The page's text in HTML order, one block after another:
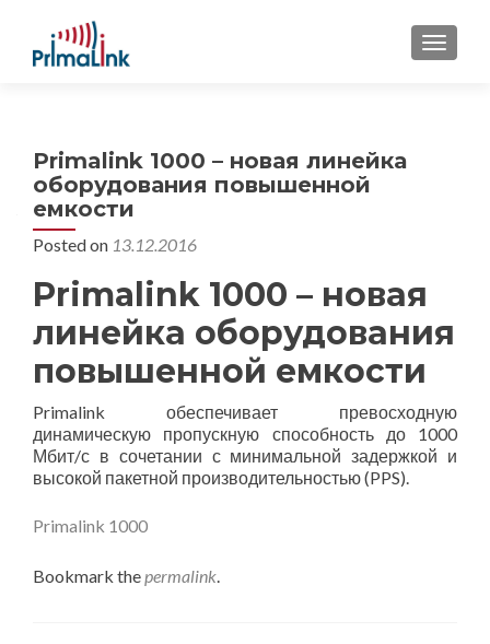
MENU
Primalink 1000 – новая линейка
оборудования повышенной
емкости
Posted on 13.12.2016
Primalink 1000 – новая
линейка оборудования
повышенной емкости
Primalink обеспечивает превосходную
динамическую пропускную способность до 1000
Мбит/с в сочетании с минимальной задержкой и
высокой пакетной производительностью (PPS).
Primalink 1000
Bookmark thepermalink.